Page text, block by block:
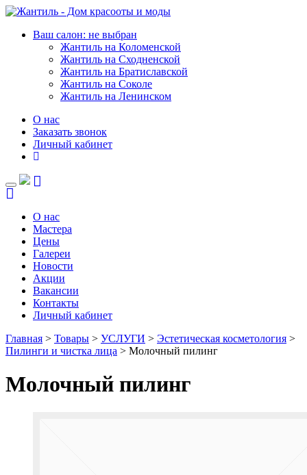
Ваш салон: не выбран
Жантиль на Коломенской
Жантиль на Сходненской
Жантиль на Братиславской
Жантиль на Соколе
Жантиль на Ленинском
О нас
Заказать звонок
Личный кабинет
Toggle
navigation
О нас
Мастера
Цены
Галереи
Новости
Акции
Вакансии
Контакты
Личный кабинет
Главная > Товары > УСЛУГИ > Эстетическая косметология >
Пилинги и чистка лица > Молочный пилинг
Молочный пилинг